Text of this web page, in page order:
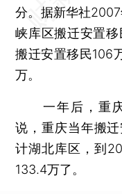
分。据新华社
峡库区搬迁安置
搬迁安置移民106
万。
一年后，重庆
说，重庆当年搬
计湖北库区，到
133.4万了。